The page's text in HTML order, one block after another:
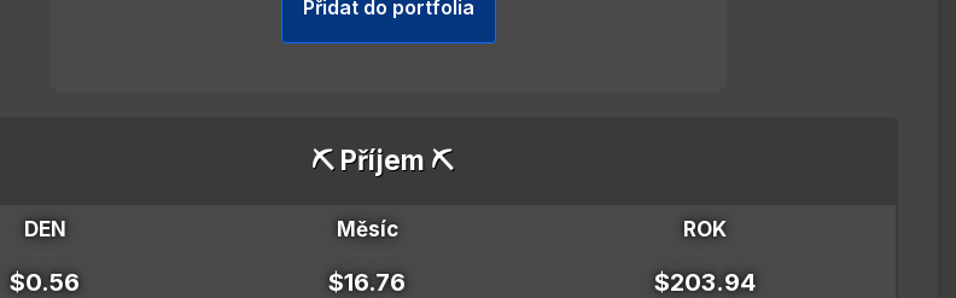
Přidat do portfolia
⛏️ Příjem ⛏️
DEN Měsíc ROK
$0.56 $16.76 $203.94